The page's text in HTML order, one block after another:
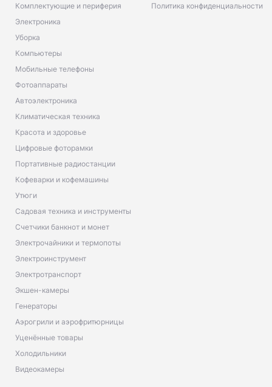
Комплектующие и периферия
Электроника
Уборка
Компьютеры
Мобильные телефоны
Фотоаппараты
Автоэлектроника
Климатическая техника
Красота и здоровье
Цифровые фоторамки
Портативные радиостанции
Кофеварки и кофемашины
Утюги
Садовая техника и инструменты
Счетчики банкнот и монет
Электрочайники и термопоты
Электроинструмент
Электротранспорт
Экшен-камеры
Генераторы
Аэрогрили и аэрофритюрницы
Уценённые товары
Холодильники
Видеокамеры
Политика конфиденциальности